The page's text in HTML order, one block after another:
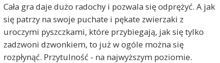
Cała gra daje dużo radochy i pozwala się odprężyć. A jak
się patrzy na swoje puchate i pękate zwierzaki z
uroczymi pyszczkami, które przybiegają, jak się tylko
zadzwoni dzwonkiem, to już w ogóle można się
rozpłynąć. Przytulność - na najwyższym poziomie.